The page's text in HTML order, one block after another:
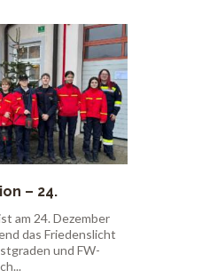
– 24.
am 24. Dezember
das Friedenslicht
und FW-